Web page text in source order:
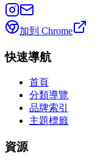
加到 Chrome
快速導航
首頁
分類導覽
品牌索引
主題標籤
資源